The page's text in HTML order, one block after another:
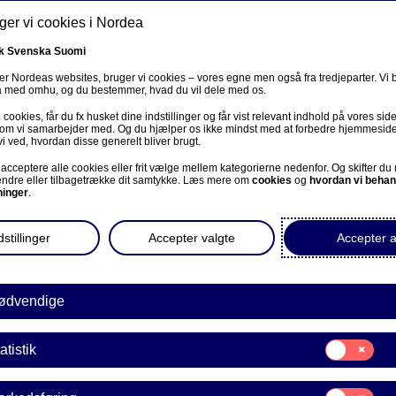
Om os Investorer Nyheder & indblik Karriere
anerkendt for sit
i ny
vi cookies i Nordea
Svenska Suomi
Nordeas websites, bruger vi cookies – vores egne men også fra tredjeparter. Vi
med omhu, og du bestemmer, hvad du vil dele med os.
cookies, får du fx husket dine indstillinger og får vist relevant indhold på vores
vi samarbejder med. Og du hjælper os ikke mindst med at forbedre
ved, hvordan disse generelt bliver brugt.
alle cookies eller frit vælge mellem kategorierne nedenfor. Og skifter du
eller tilbagetrække dit samtykke. Læs mere om cookies og hvordan vi
.
Accepter
Accepter valgte
Samtykke
til:
Statistik